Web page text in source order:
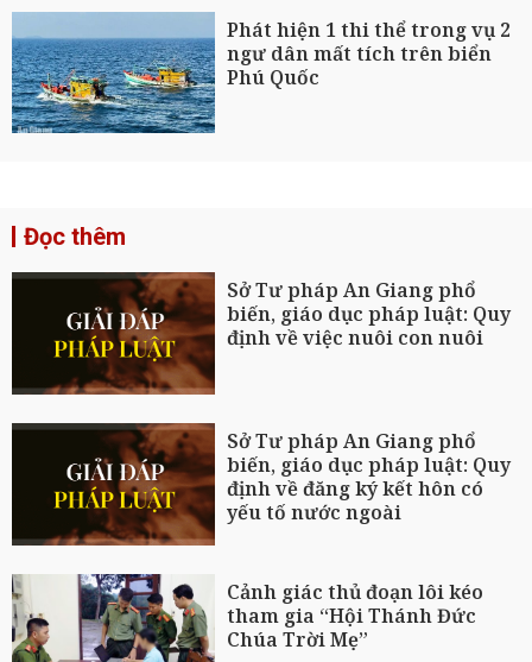
Phát hiện 1 thi thể trong vụ 2
ngư dân mất tích trên biển
Phú Quốc
Đọc thêm
Sở Tư pháp An Giang phổ
biến, giáo dục pháp luật: Quy
định về việc nuôi con nuôi
Sở Tư pháp An Giang phổ
biến, giáo dục pháp luật: Quy
định về đăng ký kết hôn có
yếu tố nước ngoài
Cảnh giác thủ đoạn lôi kéo
tham gia “Hội Thánh Đức
Chúa Trời Mẹ”